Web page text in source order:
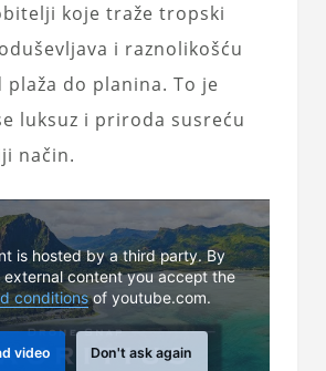
koje traže tropski
i raznolikošću
plaža do planina. To je
luksuz i priroda susreću
način.
is hosted by a third party. By
external content you accept the
conditionsof youtube.com.
video Don't ask again